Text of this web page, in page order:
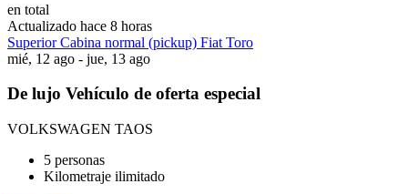
en total
Actualizado hace 8 horas
Superior Cabina normal (pickup) Fiat Toro
mié, 12 ago - jue, 13 ago
De lujo Vehículo de oferta especial
VOLKSWAGEN TAOS
5 personas
Kilometraje ilimitado